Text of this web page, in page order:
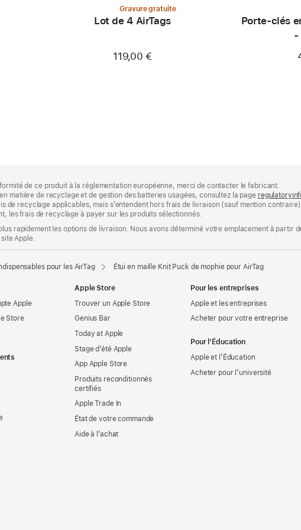
Gravure gratuite
Lot de 4 AirTags
119,00 €
Porte-clés
-
de ce produit à la réglementation européenne, merci de contacter le fabricant.
matière de recyclage et de gestion des batteries usagées, consultez la page
de recyclage applicables, mais s’entendent hors frais de livraison (sauf mention
les frais de recyclage à payer sur les produits sélectionnés.
rapidement les options de livraison. Nous avons déterminé votre emplacement à partir
Apple.
pour les AirTag Étui en maille Knit Puck de mophie pour AirTag
Apple
Store
Apple Store
Trouver un Apple Store
Genius Bar
Today at Apple
Stage d’été Apple
App Apple Store
Produits reconditionnés
certifiés
Apple Trade In
État de votre commande
Aide à l’achat
Pour les entreprises
Apple et les entreprises
Acheter pour votre entreprise
Pour l’Éducation
Apple et l’Éducation
Acheter pour l’université